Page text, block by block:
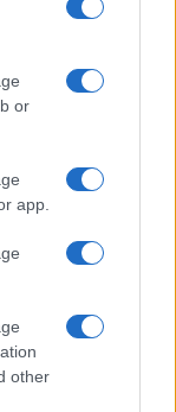
or
app.
other
in calo
ma il tour